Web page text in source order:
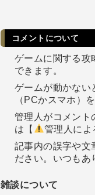
コメントについて
ゲームに関する攻
できます。
ゲームが動かない
（PCかスマホ）
管理人がコメント
は【
管理人によ
記事内の誤字や文
ださい。いつもあ
雑談について